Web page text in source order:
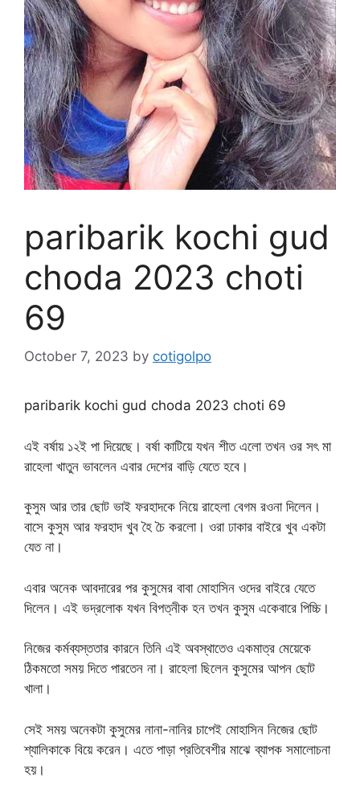
paribarik kochi gud
choda 2023 choti
69
October 7, 2023 by cotigolpo
paribarik kochi gud choda 2023 choti 69
এই বর্ষায় ১২ই পা দিয়েছে। বর্ষা কাটিয়ে যখন শীত এলো তখন ওর সৎ মা
রাহেলা খাতুন ভাবলেন এবার দেশের বাড়ি যেতে হবে।
কুসুম আর তার ছোট ভাই ফরহাদকে নিয়ে রাহেলা বেগম রওনা দিলেন।
বাসে কুসুম আর ফরহাদ খুব হৈ চৈ করলো। ওরা ঢাকার বাইরে খুব একটা
যেত না।
এবার অনেক আবদারের পর কুসুমের বাবা মোহাসিন ওদের বাইরে যেতে
দিলেন। এই ভদ্রলোক যখন বিপত্নীক হন তখন কুসুম একেবারে পিচ্চি।
নিজের কর্মব্যস্ততার কারনে তিনি এই অবস্থাতেও একমাত্র মেয়েকে
ঠিকমতো সময় দিতে পারতেন না। রাহেলা ছিলেন কুসুমের আপন ছোট
খালা।
সেই সময় অনেকটা কুসুমের নানা-নানির চাপেই মোহাসিন নিজের ছোট
শ্যালিকাকে বিয়ে করেন। এতে পাড়া প্রতিবেশীর মাঝে ব্যাপক সমালোচনা
হয়।